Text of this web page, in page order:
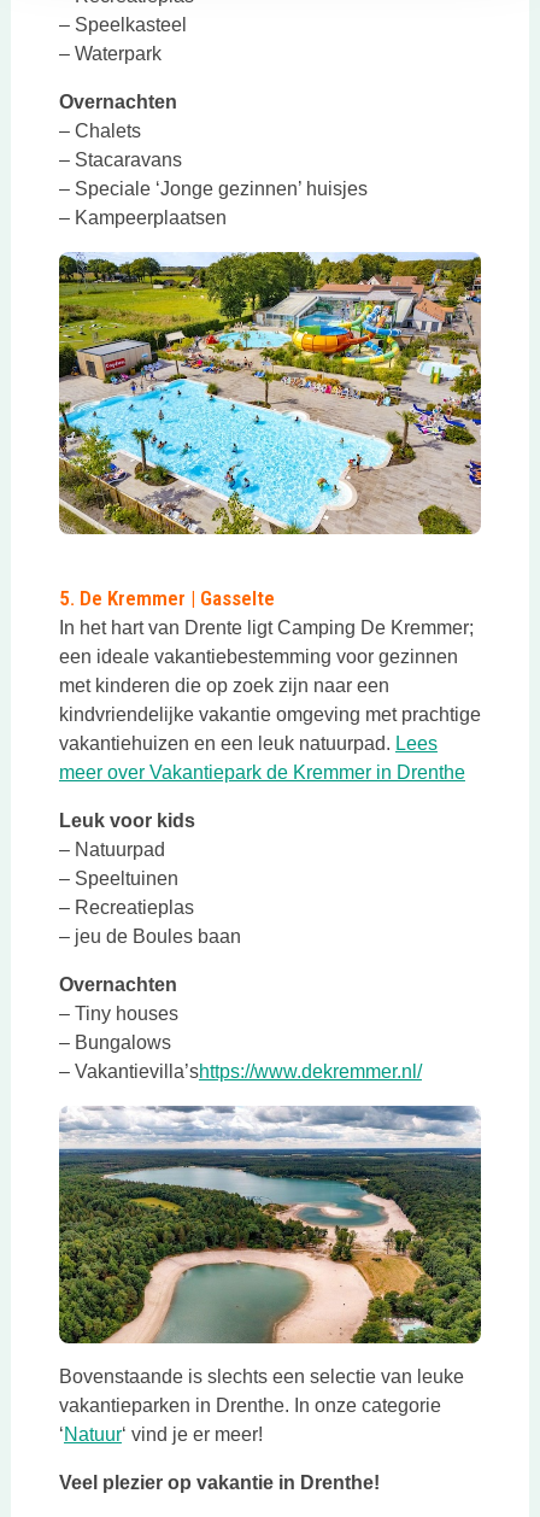
– Speelkasteel
– Waterpark
Overnachten
– Chalets
– Stacaravans
– Speciale ‘Jonge gezinnen’ huisjes
– Kampeerplaatsen
5. De Kremmer | Gasselte
In het hart van Drente ligt Camping De Kremmer;
een ideale vakantiebestemming voor gezinnen
met kinderen die op zoek zijn naar een
kindvriendelijke vakantie omgeving met prachtige
vakantiehuizen en een leuk natuurpad. Lees
meer over Vakantiepark de Kremmer in DrentheDeze
Leuk voor kids
– Natuurpad
– Speeltuinen
– Recreatieplas
– jeu de Boules baan
Overnachten
– Tiny houses
– Bungalows
– Vakantievilla’shttps://www.dekremmer.nl/Deze link
Bovenstaande is slechts een selectie van leuke
vakantieparken in Drenthe. In onze categorie
‘NatuurDeze link opent in een nieuwe tab
‘ vind je er meer!
Veel plezier op vakantie in Drenthe!